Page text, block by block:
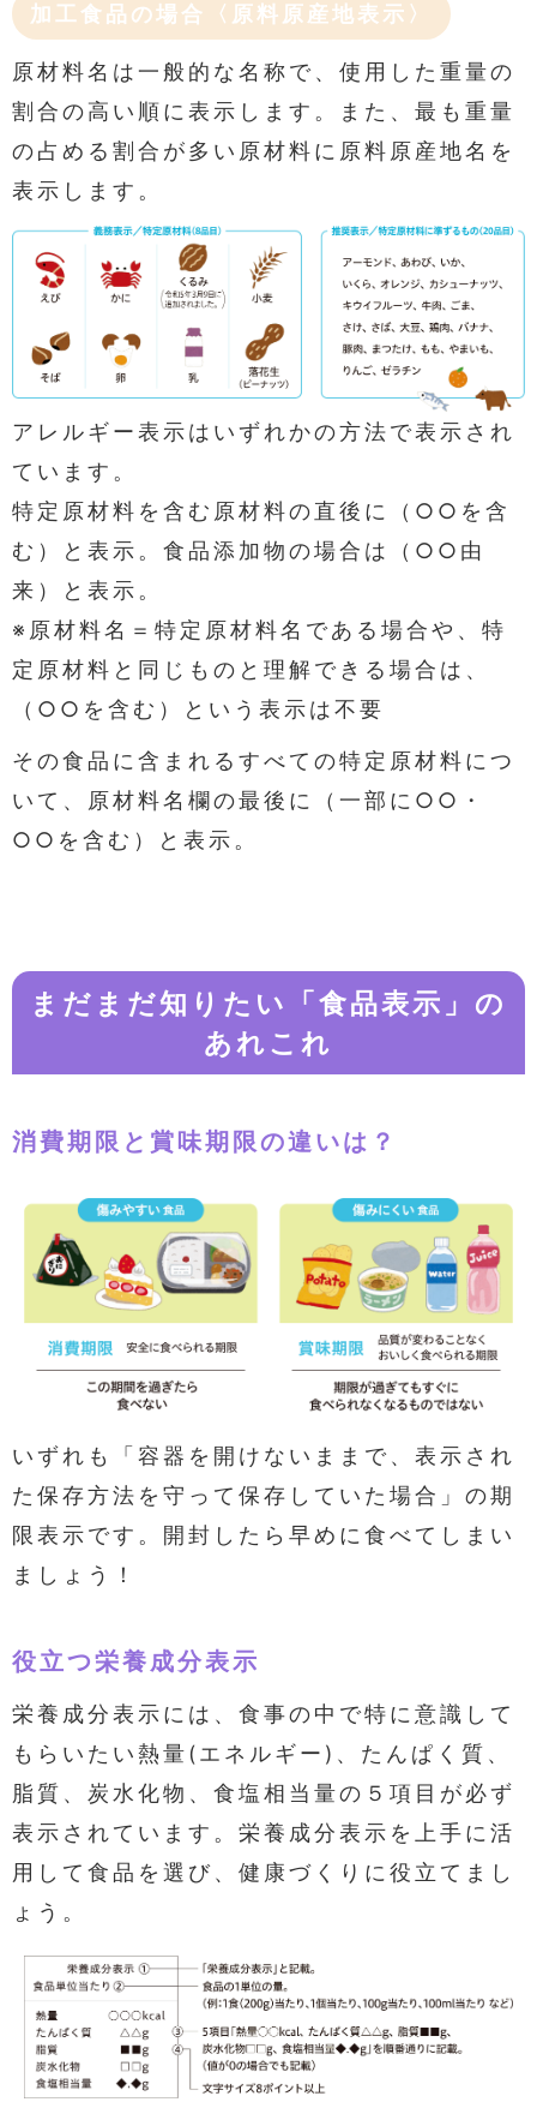
加工食品の場合〈原料原産地表示〉
原材料名は一般的な名称で、使用した重量の
割合の高い順に表示します。また、最も重量
の占める割合が多い原材料に原料原産地名を
表示します。
アレルギー表示はいずれかの方法で表示され
ています。
特定原材料を含む原材料の直後に（○○を含
む）と表示。食品添加物の場合は（○○由
来）と表示。
※原材料名＝特定原材料名である場合や、特
定原材料と同じものと理解できる場合は、
（○○を含む）という表示は不要
その食品に含まれるすべての特定原材料につ
いて、原材料名欄の最後に（一部に○○・
○○を含む）と表示。
まだまだ知りたい「食品表示」の
あれこれ
消費期限と賞味期限の違いは？
いずれも「容器を開けないままで、表示され
た保存方法を守って保存していた場合」の期
限表示です。開封したら早めに食べてしまい
ましょう！
役立つ栄養成分表示
栄養成分表示には、食事の中で特に意識して
もらいたい熱量(エネルギー)、たんぱく質、
脂質、炭水化物、食塩相当量の５項目が必ず
表示されています。栄養成分表示を上手に活
用して食品を選び、健康づくりに役立てまし
ょう。